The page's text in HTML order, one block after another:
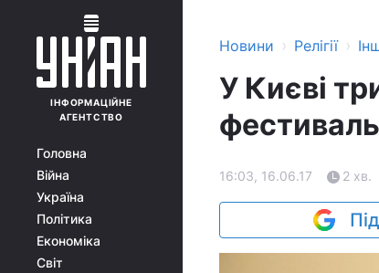
ІНФОРМАЦІЙНЕ
АГЕНТСТВО
Головна
Війна
Україна
Політика
Економіка
Світ
Новини › Релігії ›
У Києві
16:03, 16.06.17 2 хв.